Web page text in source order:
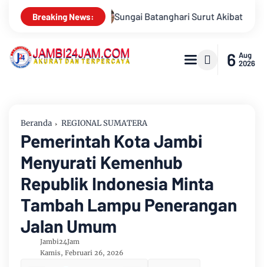
Breaking News:
Akibat Kemarau, Pasokan Air Bersih Tirta Mayang Jambi
6 Aug
2026
Beranda REGIONAL SUMATERA
Pemerintah Kota Jambi
Menyurati Kemenhub
Republik Indonesia Minta
Tambah Lampu Penerangan
Jalan Umum
Jambi24Jam
Kamis, Februari 26, 2026